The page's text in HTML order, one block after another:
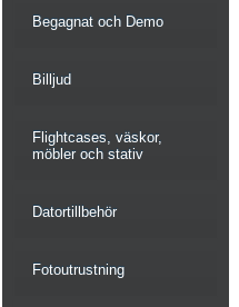
Begagnat och Demo
Billjud
Flightcases, väskor,
möbler och stativ
Datortillbehör
Fotoutrustning